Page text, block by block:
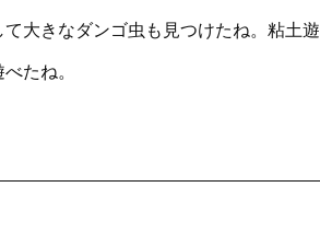
大きなダンゴ虫も見つけたね。粘土遊
たね。